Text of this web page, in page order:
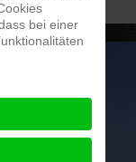
bei einer